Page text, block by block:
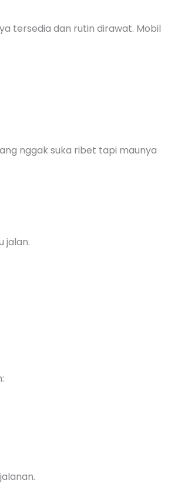
tersedia dan rutin dirawat. Mobil
nggak suka ribet tapi maunya
jalan.